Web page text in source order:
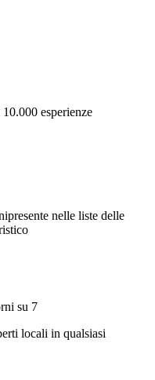
esperienze
nelle liste delle
su 7
locali in qualsiasi